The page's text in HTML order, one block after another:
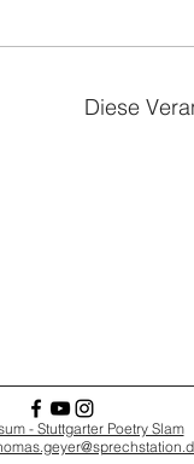
Diese
- Stuttgarter Poetry Slam